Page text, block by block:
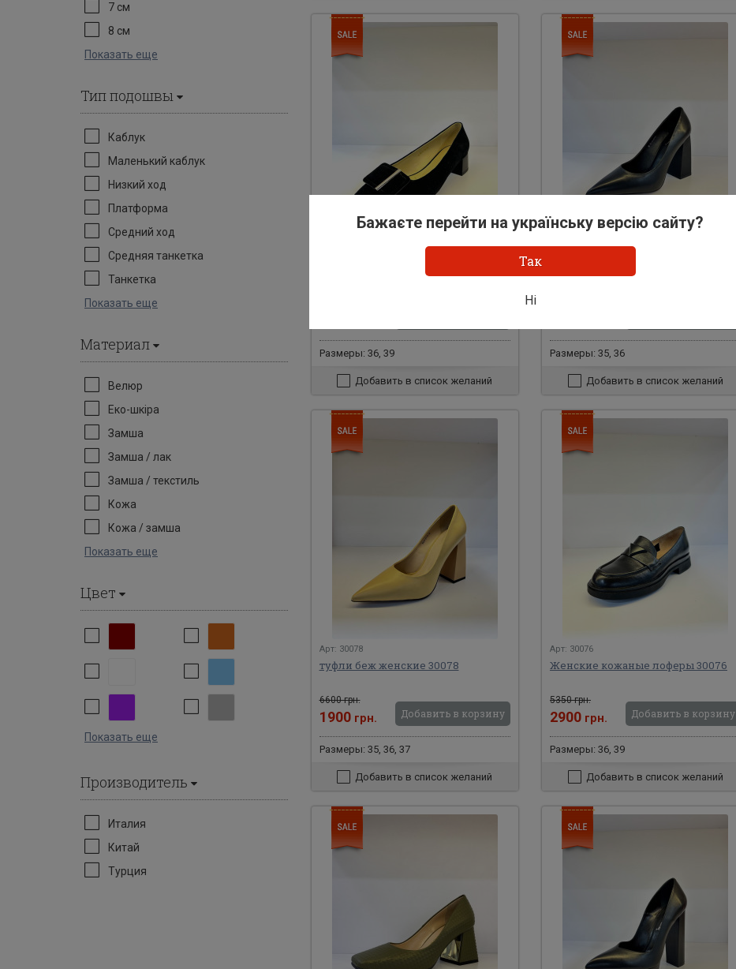
7 см
8 см
Показать еще
Тип подошвы
Каблук
Маленький каблук
Низкий ход
Платформа
Средний ход
Средняя танкетка
Танкетка
Показать еще
Материал
Велюр
Еко-шкіра
Замша
Замша / лак
Замша / текстиль
Кожа
Кожа / замша
Показать еще
Цвет
Показать еще
Производитель
Италия
Китай
Турция
Размеры: 36, 39
Добавить в список желаний
Размеры: 35, 36
Добавить в список желаний
Арт: 30078
туфли беж женские 30078
6600 грн.
1900 грн. Добавить в корзину
Размеры: 35, 36, 37
Добавить в список желаний
Арт: 30076
Женские кожаные лоферы 30076
5350 грн.
2900 грн. Добавить в корзину
Размеры: 36, 39
Добавить в список желаний
Бажаєте перейти на українську версію сайту?
Так
Ні